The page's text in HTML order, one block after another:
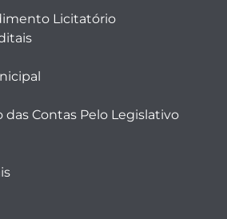
Licitatório
Contas Pelo Legislativo